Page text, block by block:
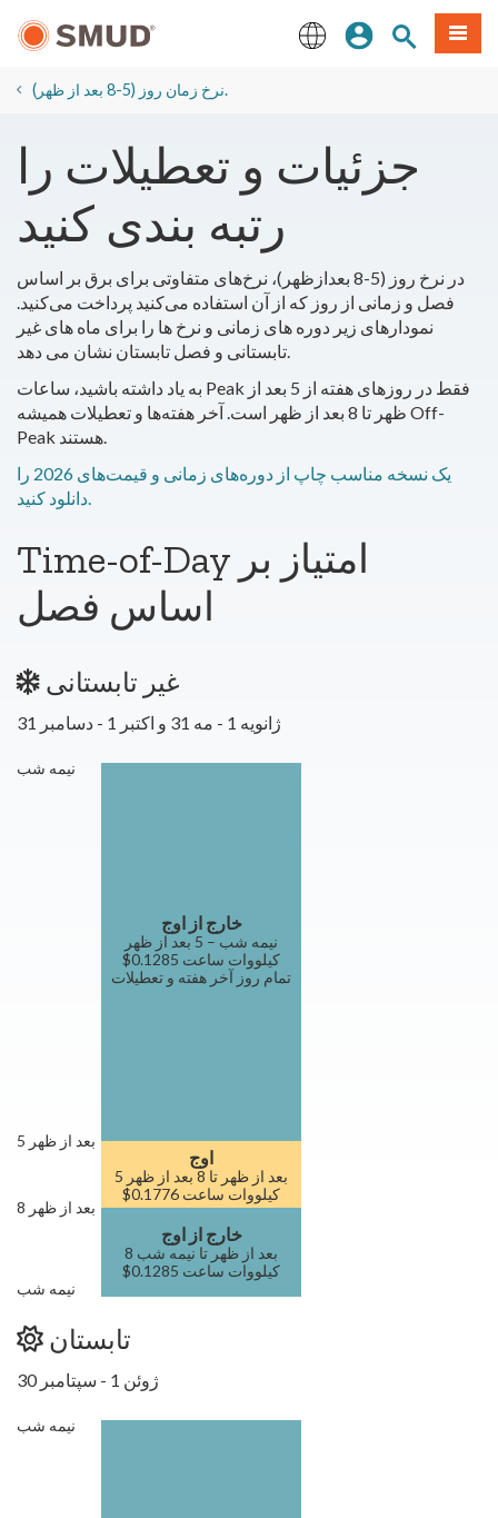
اصلی
ورودسایتمنو
نرخ زمان روز (5-8 بعد از ظهر).
جزئیات و تعطیلات را
رتبه بندی کنید
در نرخ روز (5-8 بعدازظهر)، نرخ‌های متفاوتی برای برق بر اساس
فصل و زمانی از روز که از آن استفاده می‌کنید پرداخت می‌کنید.
نمودارهای زیر دوره های زمانی و نرخ ها را برای ماه های غیر
تابستانی و فصل تابستان نشان می دهد.
به یاد داشته باشید، ساعات Peak فقط در روزهای هفته از 5 بعد از
ظهر تا 8 بعد از ظهر است. آخر هفته‌ها و تعطیلات همیشه Off-
Peak هستند.
یک نسخه مناسب چاپ از دوره‌های زمانی و قیمت‌های 2026 را
دانلود کنید.
Time-of-Day امتیاز بر
اساس فصل
غیر تابستانی
ژانویه 1 - مه 31 و اکتبر 1 - دسامبر 31
نیمه شب
5 بعد از ظهر
8 بعد از ظهر
نیمه شب
خارج از اوج
نیمه شب – 5 بعد از ظهر
$0.1285 کیلووات ساعت
تمام روز آخر هفته و تعطیلات
اوج
5 بعد از ظهر تا 8 بعد از ظهر
$0.1776 کیلووات ساعت
خارج از اوج
8 بعد از ظهر تا نیمه شب
$0.1285 کیلووات ساعت
تابستان
ژوئن 1 - سپتامبر 30
نیمه شب